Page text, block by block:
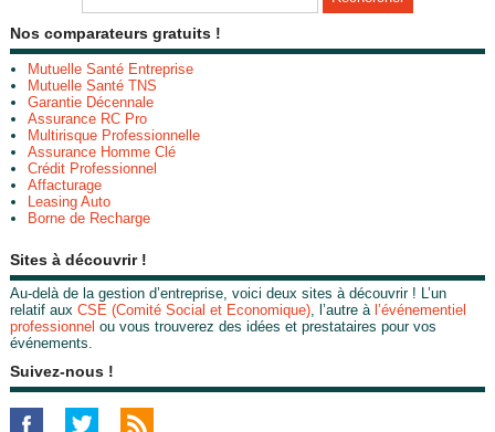
Nos comparateurs gratuits !
Mutuelle Santé Entreprise
Mutuelle Santé TNS
Garantie Décennale
Assurance RC Pro
Multirisque Professionnelle
Assurance Homme Clé
Crédit Professionnel
Affacturage
Leasing Auto
Borne de Recharge
Sites à découvrir !
Au-delà de la gestion d’entreprise, voici deux sites à découvrir ! L’un
relatif aux CSE (Comité Social et Economique), l’autre à l’événementiel
professionnel ou vous trouverez des idées et prestataires pour vos
événements.
Suivez-nous !